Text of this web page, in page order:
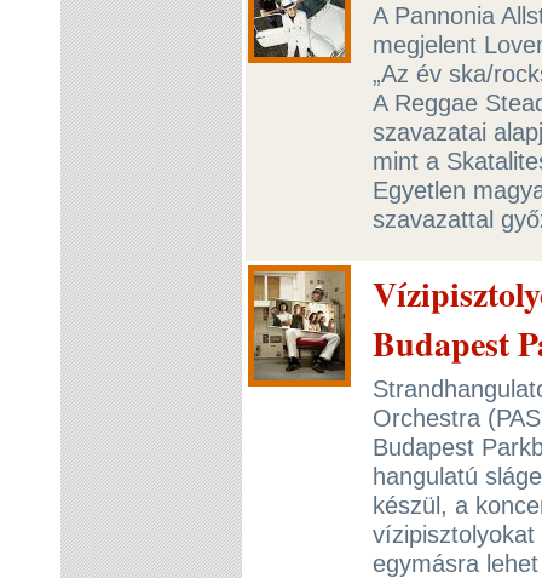
A Pannonia
megjelent
„Az év ska/
A Reggae
szavazatai
mint a
Egyetlen
szavazattal
Budapest
Orchestra
Budapest
hangulatú
készül, a
egymásra